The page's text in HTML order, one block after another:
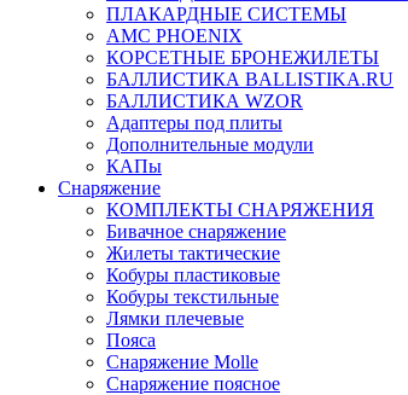
ПЛАКАРДНЫЕ СИСТЕМЫ
АМС PHOENIX
КОРСЕТНЫЕ БРОНЕЖИЛЕТЫ
БАЛЛИСТИКА BALLISTIKA.RU
БАЛЛИСТИКА WZOR
Адаптеры под плиты
Дополнительные модули
КАПы
Снаряжение
КОМПЛЕКТЫ СНАРЯЖЕНИЯ
Бивачное снаряжение
Жилеты тактические
Кобуры пластиковые
Кобуры текстильные
Лямки плечевые
Пояса
Снаряжение Molle
Снаряжение поясное